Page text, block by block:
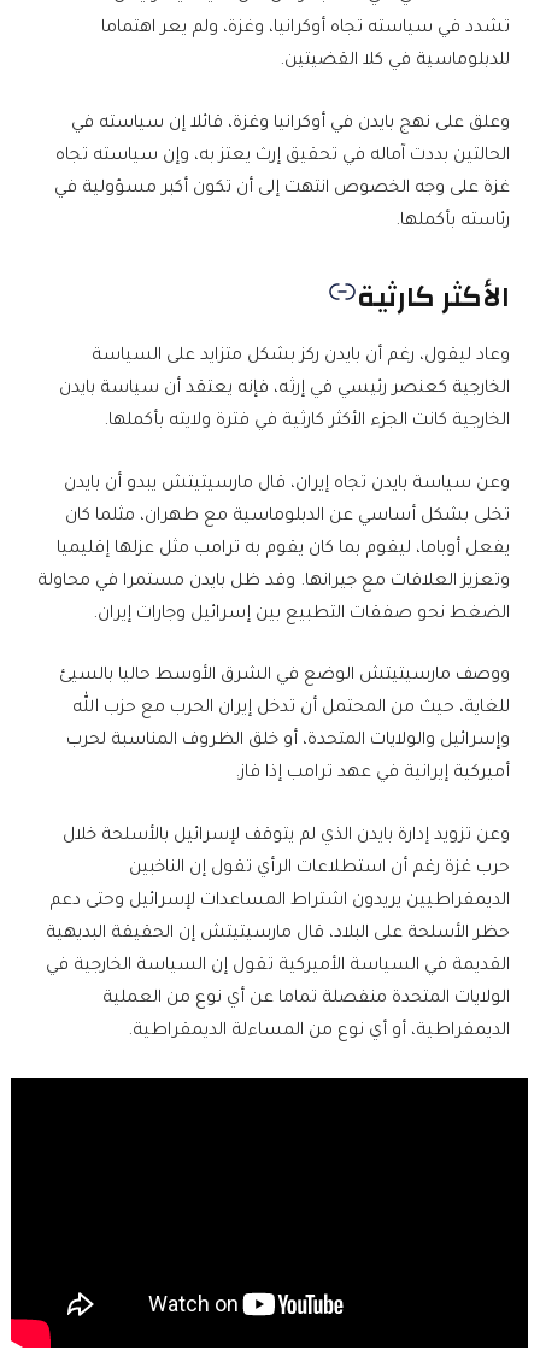
تشدد في سياسته تجاه أوكرانيا، وغزة، ولم يعر اهتماما
للدبلوماسية في كلا القضيتين.
وعلق على نهج بايدن في أوكرانيا وغزة، قائلا إن سياسته في
الحالتين بددت آماله في تحقيق إرث يعتز به، وإن سياسته تجاه
غزة على وجه الخصوص انتهت إلى أن تكون أكبر مسؤولية في
رئاسته بأكملها.
الأكثر كارثية
وعاد ليقول، رغم أن بايدن ركز بشكل متزايد على السياسة
الخارجية كعنصر رئيسي في إرثه، فإنه يعتقد أن سياسة بايدن
الخارجية كانت الجزء الأكثر كارثية في فترة ولايته بأكملها.
وعن سياسة بايدن تجاه إيران، قال مارسيتيتش يبدو أن بايدن
تخلى بشكل أساسي عن الدبلوماسية مع طهران، مثلما كان
يفعل أوباما، ليقوم بما كان يقوم به ترامب مثل عزلها إقليميا
وتعزيز العلاقات مع جيرانها. وقد ظل بايدن مستمرا في محاولة
الضغط نحو صفقات التطبيع بين إسرائيل وجارات إيران.
ووصف مارسيتيتش الوضع في الشرق الأوسط حاليا بالسيئ
للغاية، حيث من المحتمل أن تدخل إيران الحرب مع حزب الله
وإسرائيل والولايات المتحدة، أو خلق الظروف المناسبة لحرب
أميركية إيرانية في عهد ترامب إذا فاز.
وعن تزويد إدارة بايدن الذي لم يتوقف لإسرائيل بالأسلحة خلال
حرب غزة رغم أن استطلاعات الرأي تقول إن الناخبين
الديمقراطيين يريدون اشتراط المساعدات لإسرائيل وحتى دعم
حظر الأسلحة على البلاد، قال مارسيتيتش إن الحقيقة البديهية
القديمة في السياسة الأميركية تقول إن السياسة الخارجية في
الولايات المتحدة منفصلة تماما عن أي نوع من العملية
الديمقراطية، أو أي نوع من المساءلة الديمقراطية.